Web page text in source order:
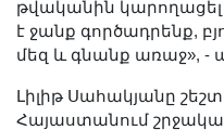
թվականին կարողացել
է ջանք գործադրենք,
մեզ և գնանք առաջ», -
Լիլիթ Սահակյանը
Հայաստանում շրջակա